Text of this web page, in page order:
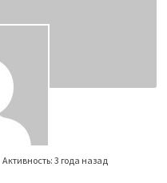
Активность:3 года назад